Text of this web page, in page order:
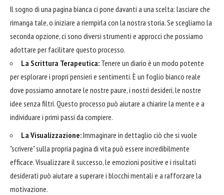
Il sogno di una pagina bianca ci pone davanti a una scelta: lasciare che
rimanga tale, o iniziare a riempirla con la nostra storia. Se scegliamo la
seconda opzione, ci sono diversi strumenti e approcci che possiamo
adottare per facilitare questo processo.
La Scrittura Terapeutica: Tenere un diario è un modo potente
per esplorare i propri pensieri e sentimenti. È un foglio bianco reale
dove possiamo annotare le nostre paure, i nostri desideri, le nostre
idee senza filtri. Questo processo può aiutare a chiarire la mente e a
individuare i primi passi da compiere.
La Visualizzazione:Immaginare in dettaglio ciò che si vuole
"scrivere" sulla propria pagina di vita può essere incredibilmente
efficace. Visualizzare il successo, le emozioni positive e i risultati
desiderati può aiutare a superare i blocchi mentali e a rafforzare la
motivazione.